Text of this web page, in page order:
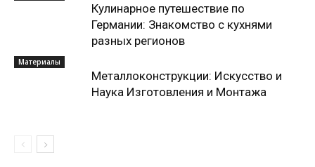
Кулинарное путешествие по
Германии: Знакомство с кухнями
разных регионов
Материалы
Металлоконструкции: Искусство и
Наука Изготовления и Монтажа